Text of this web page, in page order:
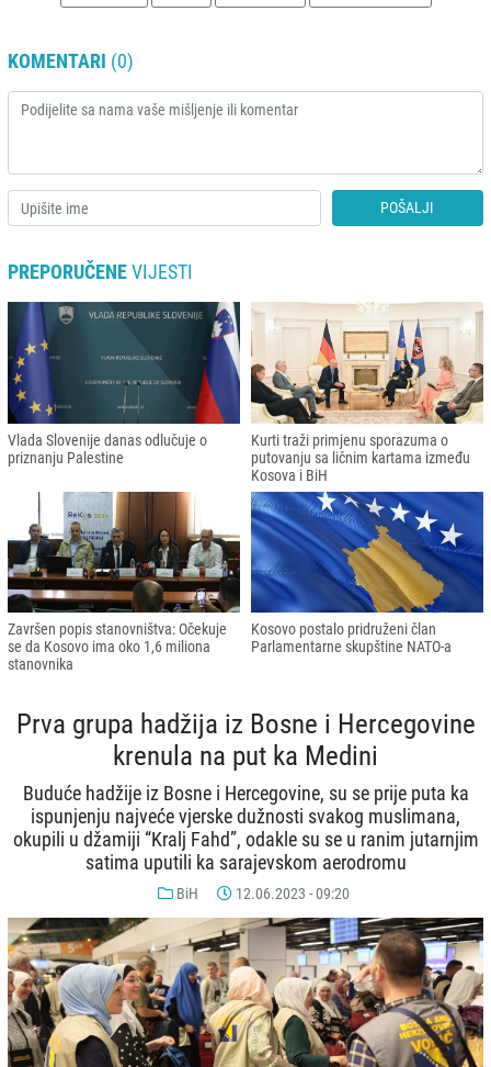
KOMENTARI (0)
POŠALJI
PREPORUČENEVIJESTI
Vlada Slovenije danas odlučuje o
priznanju Palestine
Kurti traži primjenu sporazuma o
putovanju sa ličnim kartama između
Kosova i BiH
Završen popis stanovništva: Očekuje
se da Kosovo ima oko 1,6 miliona
stanovnika
Kosovo postalo pridruženi član
Parlamentarne skupštine NATO-a
Prva grupa hadžija iz Bosne i Hercegovine
krenula na put ka Medini
Buduće hadžije iz Bosne i Hercegovine, su se prije puta ka
ispunjenju najveće vjerske dužnosti svakog muslimana,
okupili u džamiji “Kralj Fahd”, odakle su se u ranim jutarnjim
satima uputili ka sarajevskom aerodromu
BiH 12.06.2023 - 09:20